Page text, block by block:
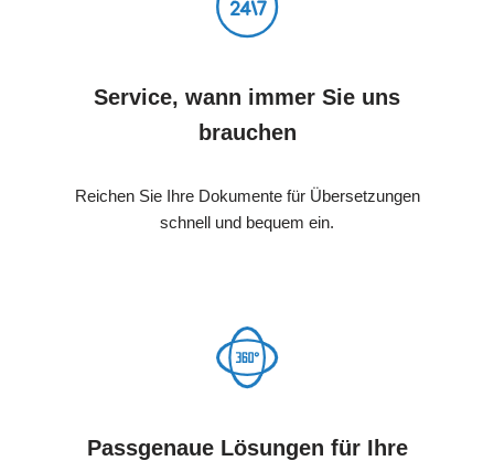
Service, wann immer Sie uns
brauchen
Reichen Sie Ihre Dokumente für Übersetzungen
schnell und bequem ein.
Passgenaue Lösungen für Ihre